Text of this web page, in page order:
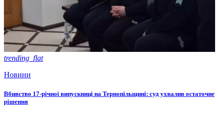
trending_flat
Новини
Вбивство 17-річної випускниці на Тернопільщині: суд ухвалив остаточне
рішення